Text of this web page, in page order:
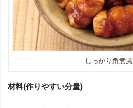
しっかり角煮風
材料(作りやすい分量)